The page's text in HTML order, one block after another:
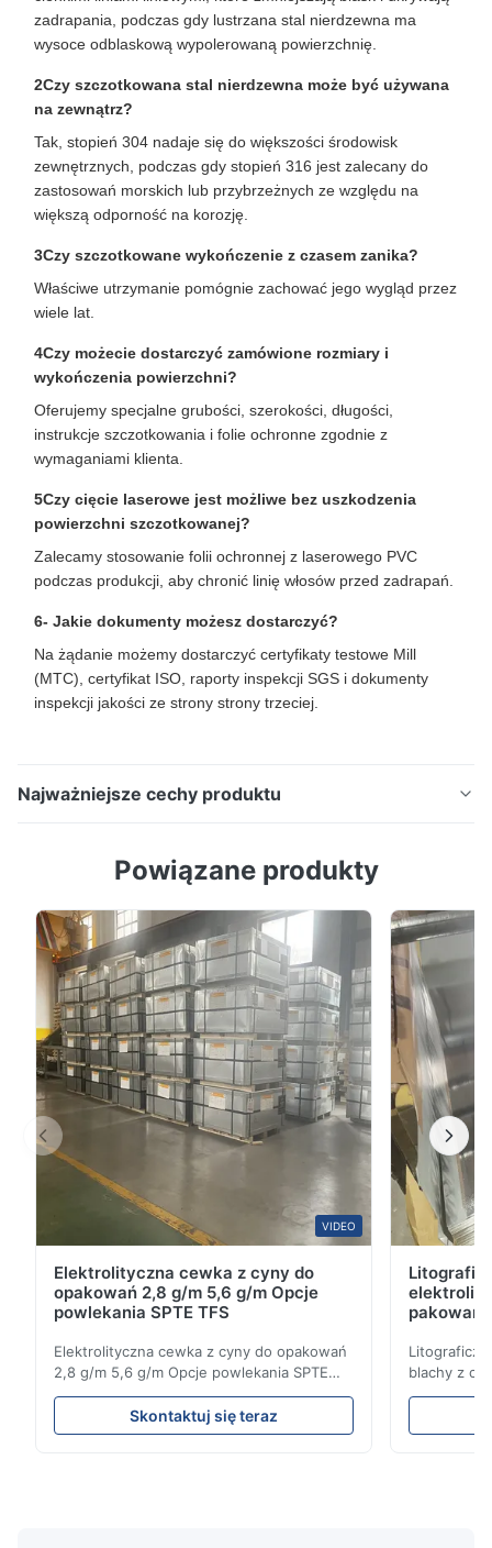
zadrapania, podczas gdy lustrzana stal nierdzewna ma
wysoce odblaskową wypolerowaną powierzchnię.
2Czy szczotkowana stal nierdzewna może być używana
na zewnątrz?
Tak, stopień 304 nadaje się do większości środowisk
zewnętrznych, podczas gdy stopień 316 jest zalecany do
zastosowań morskich lub przybrzeżnych ze względu na
większą odporność na korozję.
3Czy szczotkowane wykończenie z czasem zanika?
Właściwe utrzymanie pomógnie zachować jego wygląd przez
wiele lat.
4Czy możecie dostarczyć zamówione rozmiary i
wykończenia powierzchni?
Oferujemy specjalne grubości, szerokości, długości,
instrukcje szczotkowania i folie ochronne zgodnie z
wymaganiami klienta.
5Czy cięcie laserowe jest możliwe bez uszkodzenia
powierzchni szczotkowanej?
Zalecamy stosowanie folii ochronnej z laserowego PVC
podczas produkcji, aby chronić linię włosów przed zadrapań.
6- Jakie dokumenty możesz dostarczyć?
Na żądanie możemy dostarczyć certyfikaty testowe Mill
(MTC), certyfikat ISO, raporty inspekcji SGS i dokumenty
inspekcji jakości ze strony strony trzeciej.
Najważniejsze cechy produktu
architektonicznej i paneli wind Opis produktu: Strzała
wyrobem dekoracyjnym z stali nierdzewnej,
przetworzonym za pomocą precyzyjnej technologii
szczotkowania ściernego.ciągłe tekstury liniowe, które
Powiązane produkty
VIDEO
Elektrolityczna cewka z cyny do
opakowań 2,8 g/m 5,6 g/m Opcje
powlekania SPTE TFS
Elektrolityczna cewka z cyny do opakowań
2,8 g/m 5,6 g/m Opcje powlekania SPTE
TFS Elektrolityczne cewki z cyny do
opakowań - 2,8/2,8 i 5,6/5,6 g/m Opcje
powlekania SPTE TFS Elektrolityczna płytka
Skontaktuj się teraz
blachy z
mm 929